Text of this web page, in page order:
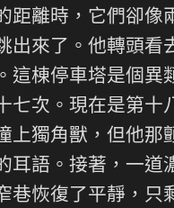
離時，它們卻像
出來了。他轉頭
棟停車塔是個
次。現在是第
獨角獸，但他
耳語。接著，一道
恢復了平靜，